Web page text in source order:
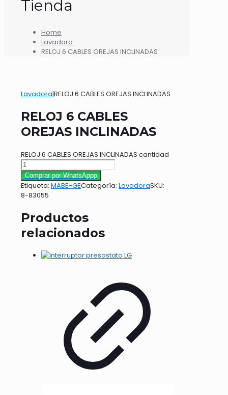
Tienda
Home
Lavadora
RELOJ 6 CABLES OREJAS INCLINADAS
Lavadora|RELOJ 6 CABLES OREJAS INCLINADAS
RELOJ 6 CABLES
OREJAS INCLINADAS
RELOJ 6 CABLES OREJAS INCLINADAS cantidad
Comprar por WhatsAppp
Etiqueta: MABE-GECategoría: LavadoraSKU:
8-83055
Productos
relacionados